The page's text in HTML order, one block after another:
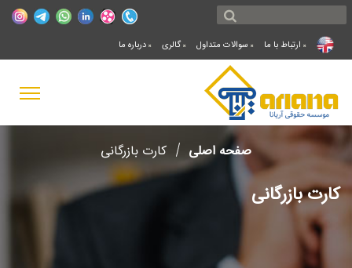
ارتباط با ما سوالات متداول گالری درباره ما
کارت بازرگانی صفحه اصلی
کارت بازرگانی